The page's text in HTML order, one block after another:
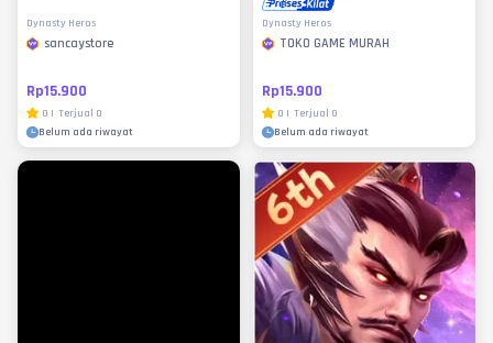
Dynasty Heros
sancaystore
Rp15.900
0 | Terjual 0
Belum ada riwayat
Dynasty Heros
TOKO GAME MURAH
Rp15.900
0 | Terjual 0
Belum ada riwayat